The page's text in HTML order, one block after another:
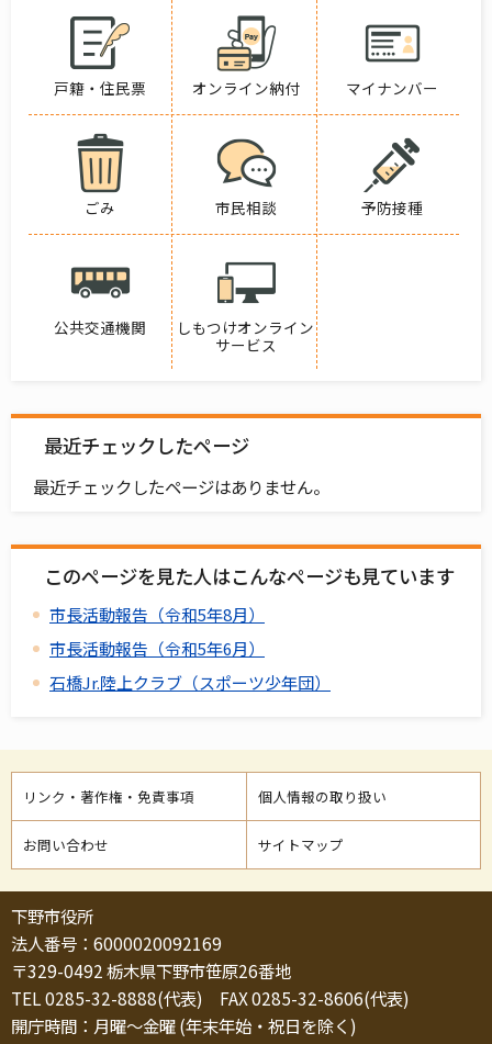
戸籍・住民票 オンライン納付 マイナンバー
ごみ 市民相談 予防接種
公共交通機関
しもつけオンライン
サービス
最近チェックしたページ
最近チェックしたページはありません。
このページを見た人はこんなページも見ています
市長活動報告（令和5年8月）
市長活動報告（令和5年6月）
石橋Jr.陸上クラブ（スポーツ少年団）
リンク・著作権・免責事項 個人情報の取り扱い
お問い合わせ サイトマップ
下野市役所
法人番号：6000020092169
〒329-0492 栃木県下野市笹原26番地
TEL 0285-32-8888(代表) FAX 0285-32-8606(代表)
開庁時間：月曜～金曜 (年末年始・祝日を除く)